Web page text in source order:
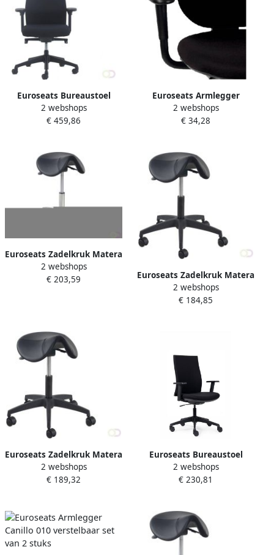
Euroseats Bureaustoel
Excellent zwart
2 webshops
€ 459,86
Euroseats Armlegger
Brussel verstelbaar 006 2
stuks
2 webshops
€ 34,28
Euroseats Zadelkruk Matera
medium aluminium
voetenkruis hoogte 54-
2 webshops
€ 203,59
Euroseats Zadelkruk Matera
small kunststof voetenkruis
hoogte 46-58cm
2 webshops
€ 184,85
Euroseats Zadelkruk Matera
medium kunststof
voetenkruis hoogte 54-
2 webshops
€ 189,32
Euroseats Bureaustoel
Canillo gestoffeerde rug
zwart
2 webshops
€ 230,81